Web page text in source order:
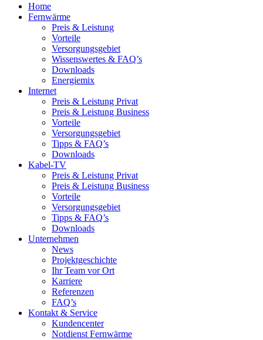
Home
Fernwärme
Preis & Leistung
Vorteile
Versorgungsgebiet
Wissenswertes & FAQ’s
Downloads
Energiemix
Internet
Preis & Leistung Privat
Preis & Leistung Business
Vorteile
Versorgungsgebiet
Tipps & FAQ’s
Downloads
Kabel-TV
Preis & Leistung Privat
Preis & Leistung Business
Vorteile
Versorgungsgebiet
Tipps & FAQ’s
Downloads
Unternehmen
News
Projektgeschichte
Ihr Team vor Ort
Karriere
Referenzen
FAQ’s
Kontakt & Service
Kundencenter
Notdienst Fernwärme